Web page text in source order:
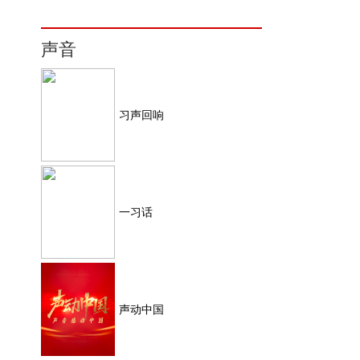
声音
习声回响
一习话
声动中国